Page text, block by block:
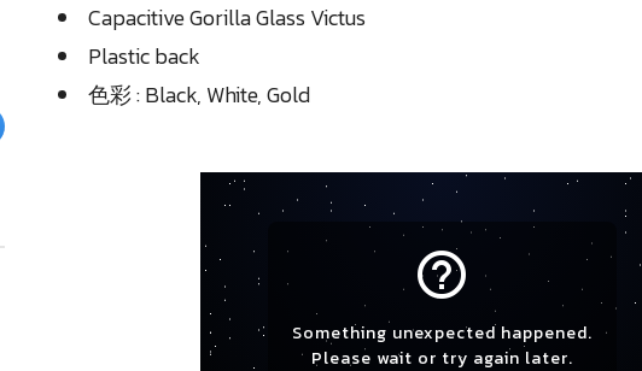
Capacitive Gorilla Glass Victus
Plastic back
色彩 : Black, White, Gold
help_outline
Something unexpected happened.
Please wait or try again later.